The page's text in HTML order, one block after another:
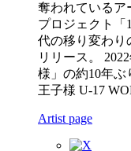
奪われているア
プロジェクト「
代の移り変わり
リリース。
様」の約10年
王子様 U-17
Artist page